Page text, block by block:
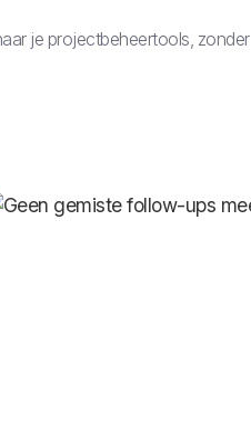
je projectbeheertools, zonder